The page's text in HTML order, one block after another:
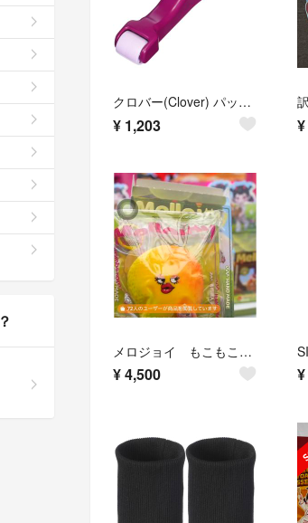
クロバー(Clover) パッチワーク道具 コロコロオープナー 57-655
¥ 1,203 ¥
メロジョイ もこもこ山 マンゴー
¥4,500 ¥